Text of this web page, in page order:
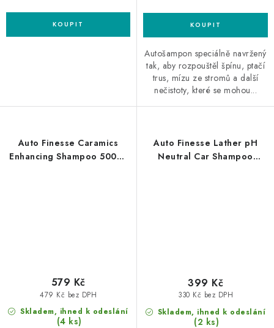
Autošampon speciálně navržený
tak, aby rozpouštěl špínu, ptačí
trus, mízu ze stromů a další
nečistoty, které se mohou...
Auto Finesse Caramics
Enhancing Shampoo 500ml
Skladem, ihned k odeslání
(4 ks)
479 Kč bez DPH
579 Kč
Auto Finesse Lather pH
Neutral Car Shampoo
Skladem, ihned k odeslání
(2 ks)
330 Kč bez DPH
399 Kč